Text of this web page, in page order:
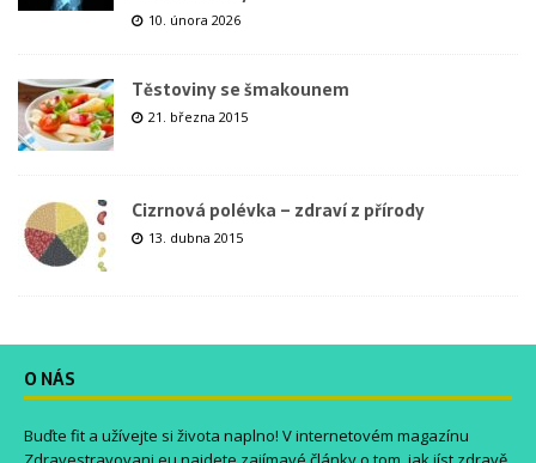
10. února 2026
Těstoviny se šmakounem
21. března 2015
Cizrnová polévka – zdraví z přírody
13. dubna 2015
O NÁS
Buďte fit a užívejte si života naplno! V internetovém magazínu